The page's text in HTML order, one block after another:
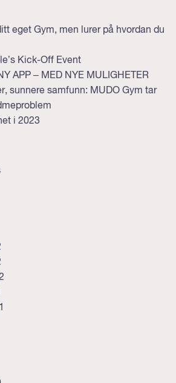
eget Gym, men lurer på hvordan du
Kick-Off Event
APP – MED NYE MULIGHETER
sunnere samfunn: MUDO Gym tar
i 2023